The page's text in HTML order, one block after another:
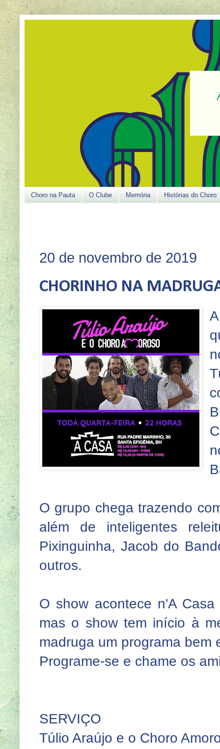
Choro na Pauta O Clube Memória Histórias do Choro
20 de novembro de 2019
CHORINHO NA
O grupo chega trazendo
além de inteligentes
Pixinguinha, Jacob do
outros.
O show acontece n'A
mas o show tem início à
madruga um programa bem
Programe-se e chame os
SERVIÇO
Túlio Araújo e o Choro